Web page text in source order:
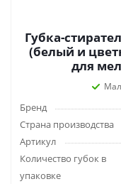
Губка-
(белый и
для
Бренд
Страна производства
Артикул
Количество губок в
упаковке